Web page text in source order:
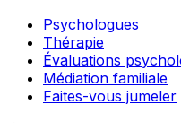
Psychologues
Thérapie
Évaluations
Médiation familiale
Faites-vous jumeler